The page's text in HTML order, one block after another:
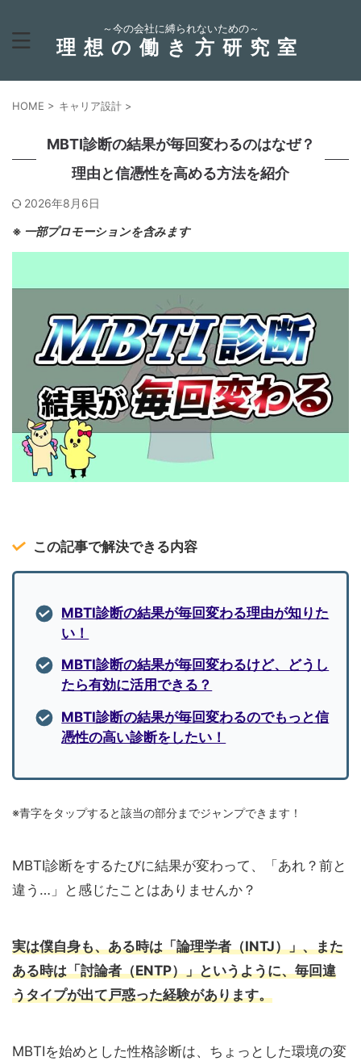
～今の会社に縛られないための～
理想の働き方研究室
HOME > キャリア設計 >
MBTI診断の結果が毎回変わるのはなぜ？
理由と信憑性を高める方法を紹介
2026年8月6日
※ 一部プロモーションを含みます
この記事で解決できる内容
MBTI診断の結果が毎回変わる理由が知りた
い！
MBTI診断の結果が毎回変わるけど、どうし
たら有効に活用できる？
MBTI診断の結果が毎回変わるのでもっと信
憑性の高い診断をしたい！
※青字をタップすると該当の部分までジャンプできます！
MBTI診断をするたびに結果が変わって、「あれ？前と
違う…」と感じたことはありませんか？
実は僕自身も、ある時は「論理学者（INTJ）」、また
ある時は「討論者（ENTP）」というように、毎回違
うタイプが出て戸惑った経験があります。
MBTIを始めとした性格診断は、ちょっとした環境の変